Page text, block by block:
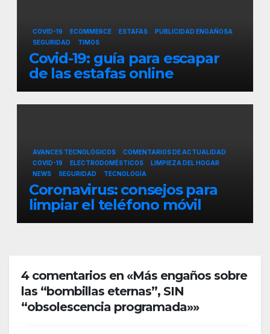
COVID-19 ECOMMERCE ESTAFAS
PUBLICIDAD ENGAÑOSA
SEGURIDAD
TIMOS
Covid-19: guía para escapar
de las estafas online
AVANCES TECNOLÓGICOS
COMENTARIOS DE ACTUALIDAD
COVID-19
ELECTRODOMÉSTICOS
LIMPIEZA DEL HOGAR
NEWS
SEGURIDAD TECNOLOGÍA
Coronavirus: consejos para
limpiar el teléfono móvil
4 comentarios en «Más engaños sobre
las “bombillas eternas”, SIN
“obsolescencia programada»»